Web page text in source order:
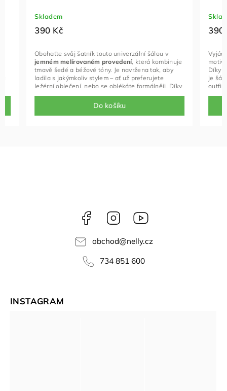
Skladem
390 Kč
Do košíku
Obohaťte svůj šatník touto univerzální šálou v
jemném melírovaném provedení, která kombinuje
tmavě šedé a béžové tóny. Je navržena tak, aby
ladila s jakýmkoliv stylem – ať už preferujete
ležérní oblečení, nebo se oblékáte formálněji. Díky
Skladem
390 Kč
Vyjádřete
motivem
Díky
je šála
outfitu
Facebook Instagram
obchod@nelly.cz
734 851 600
INSTAGRAM